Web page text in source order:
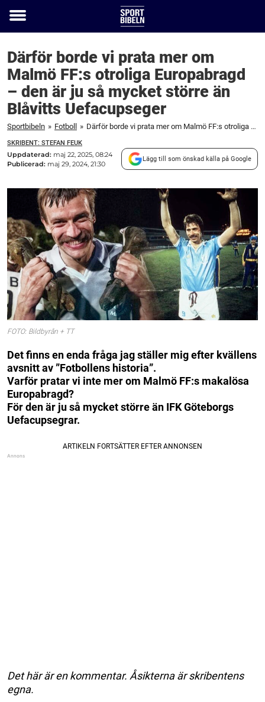
Toggle
Därför borde vi prata mer om
Malmö FF:s otroliga Europabragd
– den är ju så mycket större än
Blåvitts Uefacupseger
Sportbibeln » Fotboll » Därför borde vi prata mer om Malmö FF:s otroliga Europabragd – den är ju så mycket större än Blåvitts Uefacupseger
SKRIBENT: STEFAN FEUK
Uppdaterad: maj 22, 2025, 08:24
Publicerad: maj 29, 2024, 21:30
Lägg till som önskad källa på Google
FOTO: Bildbyrån + TT
Det finns en enda fråga jag ställer mig efter kvällens
avsnitt av ”Fotbollens historia”.
Varför pratar vi inte mer om Malmö FF:s makalösa
Europabragd?
För den är ju så mycket större än IFK Göteborgs
Uefacupsegrar.
Det här är en kommentar. Åsikterna är skribentens
egna.